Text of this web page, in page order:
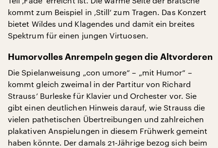
kommt zum Beispiel in ‚Still‘ zum Tragen. Das Konzert
bietet Wildes und Klagendes und damit ein breites
Spektrum für einen jungen Virtuosen.
Humorvolles Anrempeln gegen die Altvorderen
Die Spielanweisung „con umore“ – „mit Humor“ –
kommt gleich zweimal in der Partitur von Richard
Strauss’ Burleske für Klavier und Orchester vor. Sie
gibt einen deutlichen Hinweis darauf, wie Strauss die
vielen pathetischen Übertreibungen und zahlreichen
plakativen Anspielungen in diesem Frühwerk gemeint
haben könnte. Der damals 21-Jährige bezog sich beim